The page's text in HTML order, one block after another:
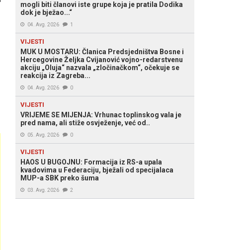
mogli biti članovi iste grupe koja je pratila Dodika
dok je bježao...“
04. Avg. 2026 1
VIJESTI
MUK U MOSTARU: Članica Predsjedništva Bosne i
Hercegovine Željka Cvijanović vojno-redarstvenu
akciju „Oluja“ nazvala „zločinačkom“, očekuje se
reakcija iz Zagreba...
04. Avg. 2026 0
VIJESTI
VRIJEME SE MIJENJA: Vrhunac toplinskog vala je
pred nama, ali stiže osvježenje, već od..
05. Avg. 2026 0
VIJESTI
HAOS U BUGOJNU: Formacija iz RS-a upala
kvadovima u Federaciju, bježali od specijalaca
MUP-a SBK preko šuma
03. Avg. 2026 2